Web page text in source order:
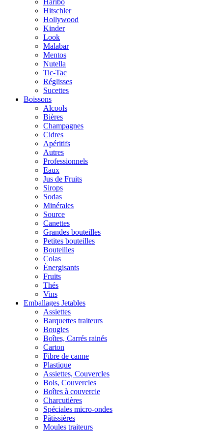
Haribo
Hitschler
Hollywood
Kinder
Look
Malabar
Mentos
Nutella
Tic-Tac
Réglisses
Sucettes
Boissons
Alcools
Bières
Champagnes
Cidres
Apéritifs
Autres
Professionnels
Eaux
Jus de Fruits
Sirops
Sodas
Minérales
Source
Canettes
Grandes bouteilles
Petites bouteilles
Bouteilles
Colas
Énergisants
Fruits
Thés
Vins
Emballages Jetables
Assiettes
Barquettes traiteurs
Bougies
Boîtes, Carrés rainés
Carton
Fibre de canne
Plastique
Assiettes, Couvercles
Bols, Couvercles
Boîtes à couvercle
Charcutières
Spéciales micro-ondes
Pâtissières
Moules traiteurs